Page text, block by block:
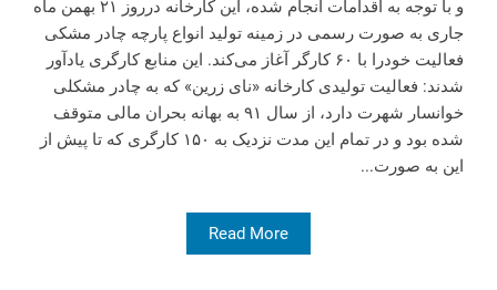
و با توجه به اقدامات انجام شده، این کارخانه درروز ۲۱ بهمن ماه
جاری به صورت رسمی در زمینه تولید انواع پارچه چادر مشکی
فعالیت خودرا با ۶۰ کارگر آغاز می‌کند. این منابع کارگری یادآور
شدند: فعالیت تولیدی کارخانه «نای زرین» که به چادر مشکلی
خوانسار شهرت دارد، از سال ۹۱ به بهانه بحران مالی متوقف
شده بود و در تمام این مدت نزدیک به ۱۵۰ کارگری که تا پیش از
این به صورت‌...
Read More